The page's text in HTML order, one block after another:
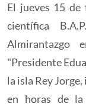
El jueves 15
científica
Almirantazgo
"Presidente
la isla Rey
en horas de la